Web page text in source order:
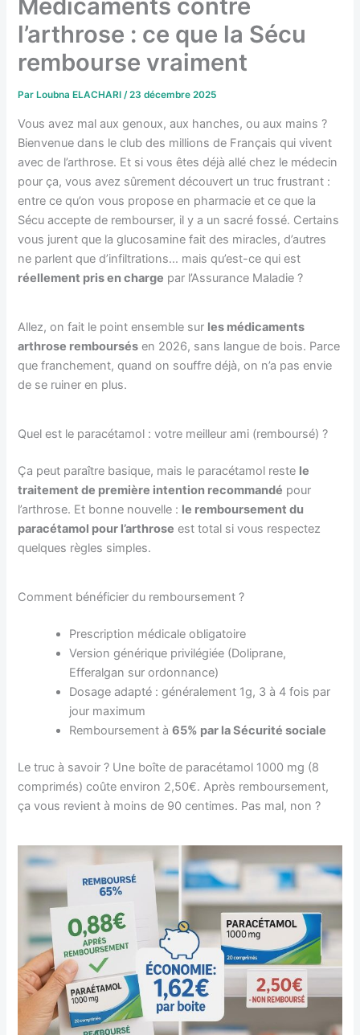
Médicaments contre
l’arthrose : ce que la Sécu
rembourse vraiment
Par Loubna ELACHARI/23 décembre 2025
Vous avez mal aux genoux, aux hanches, ou aux mains ?
Bienvenue dans le club des millions de Français qui vivent
avec de l’arthrose. Et si vous êtes déjà allé chez le médecin
pour ça, vous avez sûrement découvert un truc frustrant :
entre ce qu’on vous propose en pharmacie et ce que la
Sécu accepte de rembourser, il y a un sacré fossé. Certains
vous jurent que la glucosamine fait des miracles, d’autres
ne parlent que d’infiltrations… mais qu’est-ce qui est
réellement pris en charge par l’Assurance Maladie ?
Allez, on fait le point ensemble sur les médicaments
arthrose remboursés en 2026, sans langue de bois. Parce
que franchement, quand on souffre déjà, on n’a pas envie
de se ruiner en plus.
Quel est le paracétamol : votre meilleur ami (remboursé) ?
Ça peut paraître basique, mais le paracétamol reste le
traitement de première intention recommandé pour
l’arthrose. Et bonne nouvelle : le remboursement du
paracétamol pour l’arthrose est total si vous respectez
quelques règles simples.
Comment bénéficier du remboursement ?
Prescription médicale obligatoire
Version générique privilégiée (Doliprane,
Efferalgan sur ordonnance)
Dosage adapté : généralement 1g, 3 à 4 fois par
jour maximum
Remboursement à65% par la Sécurité sociale
Le truc à savoir ? Une boîte de paracétamol 1000 mg (8
comprimés) coûte environ 2,50€. Après remboursement,
ça vous revient à moins de 90 centimes. Pas mal, non ?